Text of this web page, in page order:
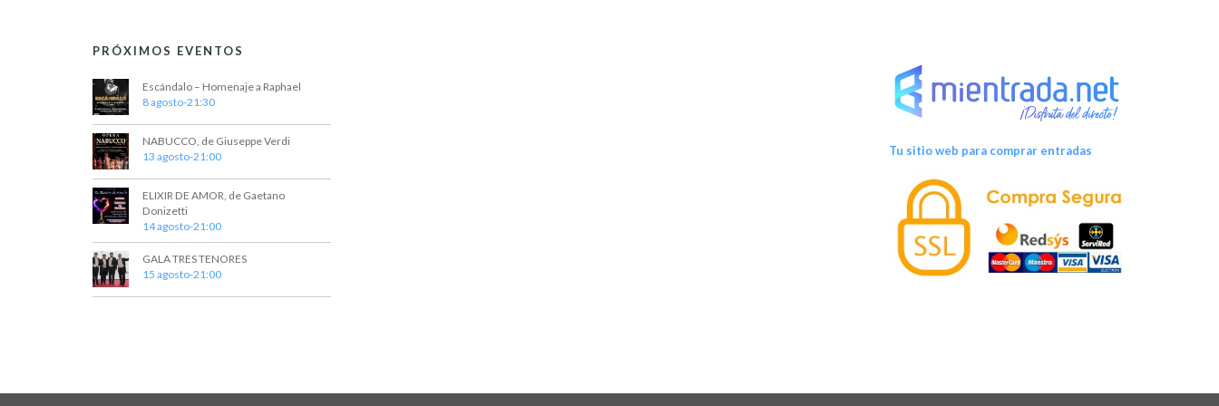
PRÓXIMOS EVENTOS
Escándalo – Homenaje a Raphael
8 agosto-21:30
NABUCCO, de Giuseppe Verdi
13 agosto-21:00
ELIXIR DE AMOR, de Gaetano
Donizetti
14 agosto-21:00
GALA TRES TENORES
15 agosto-21:00
Tu sitio web para comprar entradas